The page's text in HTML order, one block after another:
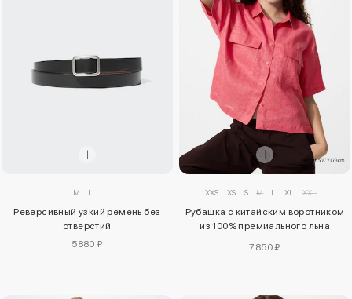
M L
Реверсивный узкий ремень без
отверстий
5880 ₽
XXS XS S M L XL XXL
Рубашка с китайским воротником
из 100% премиального льна
7850 ₽